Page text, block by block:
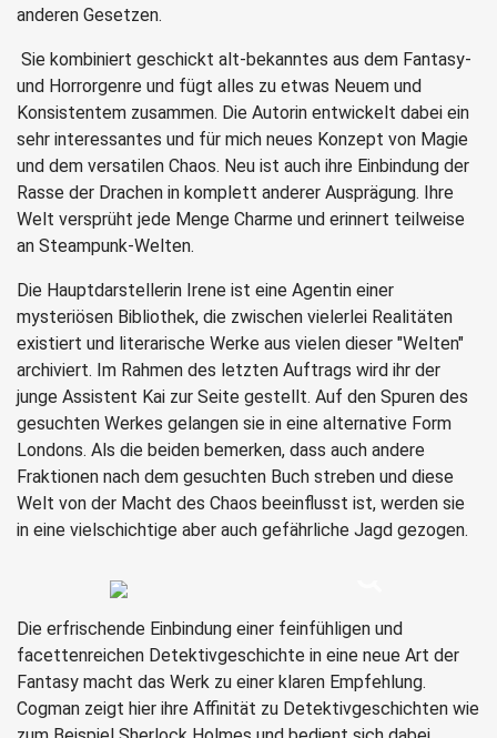
anderen Gesetzen.
Sie kombiniert geschickt alt-bekanntes aus dem Fantasy-
und Horrorgenre und fügt alles zu etwas Neuem und
Konsistentem zusammen. Die Autorin entwickelt dabei ein
sehr interessantes und für mich neues Konzept von Magie
und dem versatilen Chaos. Neu ist auch ihre Einbindung der
Rasse der Drachen in komplett anderer Ausprägung. Ihre
Welt versprüht jede Menge Charme und erinnert teilweise
an Steampunk-Welten.
Die Hauptdarstellerin Irene ist eine Agentin einer
mysteriösen Bibliothek, die zwischen vielerlei Realitäten
existiert und literarische Werke aus vielen dieser "Welten"
archiviert. Im Rahmen des letzten Auftrags wird ihr der
junge Assistent Kai zur Seite gestellt. Auf den Spuren des
gesuchten Werkes gelangen sie in eine alternative Form
Londons. Als die beiden bemerken, dass auch andere
Fraktionen nach dem gesuchten Buch streben und diese
Welt von der Macht des Chaos beeinflusst ist, werden sie
in eine vielschichtige aber auch gefährliche Jagd gezogen.
Die erfrischende Einbindung einer feinfühligen und
facettenreichen Detektivgeschichte in eine neue Art der
Fantasy macht das Werk zu einer klaren Empfehlung.
Cogman zeigt hier ihre Affinität zu Detektivgeschichten wie